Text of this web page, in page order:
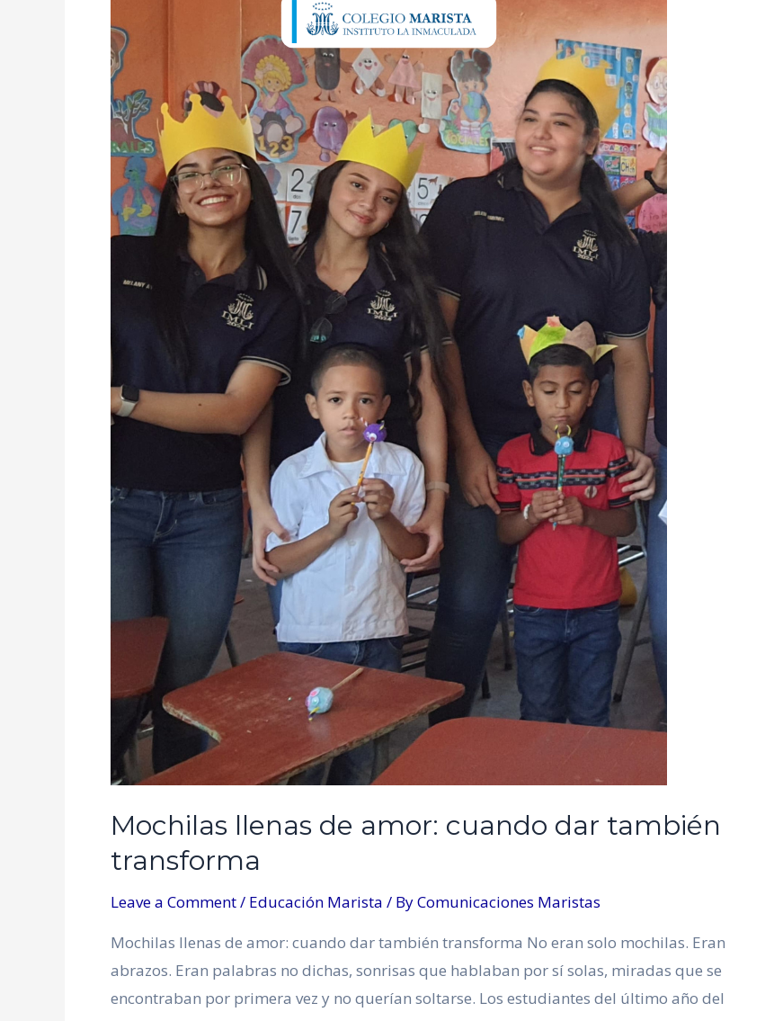
Mochilas llenas de amor: cuando dar también
transforma
Leave a Comment/ Educación Marista / ByComunicaciones Maristas
Mochilas llenas de amor: cuando dar también transforma No eran solo mochilas. Eran
abrazos. Eran palabras no dichas, sonrisas que hablaban por sí solas, miradas que se
encontraban por primera vez y no querían soltarse. Los estudiantes del último año del